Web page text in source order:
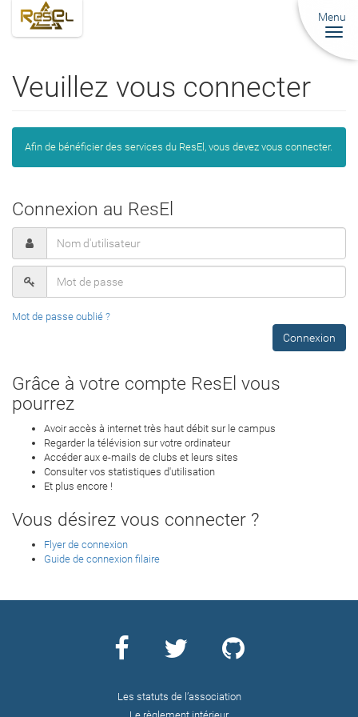
Menu
Veuillez vous connecter
Afin de bénéficier des services du ResEl, vous devez vous connecter.
Connexion au ResEl
Mot de passe oublié ?
Connexion
Grâce à votre compte ResEl vous
pourrez
Avoir accès à internet très haut débit sur le campus
Regarder la télévision sur votre ordinateur
Accéder aux e-mails de clubs et leurs sites
Consulter vos statistiques d'utilisation
Et plus encore !
Vous désirez vous connecter ?
Flyer de connexion
Guide de connexion filaire
Les statuts de l’association